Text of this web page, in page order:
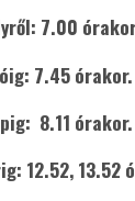
7.00
7.45 órakor.
8.11 órakor.
12.52, 13.52